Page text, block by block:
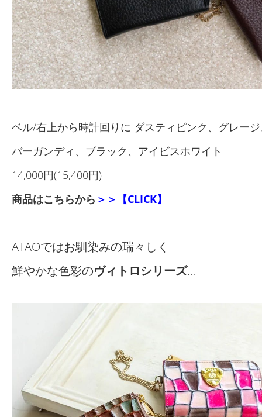
ベル/右上から時計回りに ダスティピンク、グレー
バーガンディ、ブラック、アイビスホワイト
14,000円(15,400円)
商品はこちらから ＞＞【CLICK】
ATAOではお馴染みの瑞々しく
鮮やかな色彩のヴィトロシリーズ…